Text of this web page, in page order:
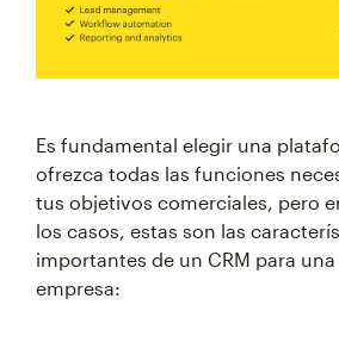
Es fundamental elegir una
ofrezca todas las funciones
tus objetivos comerciales, pero
los casos, estas son las
importantes de un CRM para
empresa: